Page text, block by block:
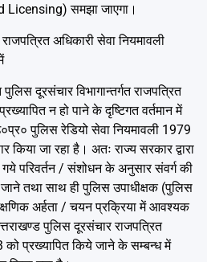
Licensing) समझा जाएगा।
अधिकारी सेवा नियमावली
दूरसंचार विभागान्तर्गत राजपत्रित
न हो पाने के दृष्टिगत वर्तमान में
पुलिस रेडियो सेवा नियमावली 1979
किया जा रहा है। अतः राज्य सरकार द्वारा
परिवर्तन / संशोधन के अनुसार संवर्ग की
तथा साथ ही पुलिस उपाधीक्षक (पुलिस
अर्हता / चयन प्रक्रिया में आवश्यक
पुलिस दूरसंचार राजपत्रित
को प्रख्यापित किये जाने के सम्बन्ध में